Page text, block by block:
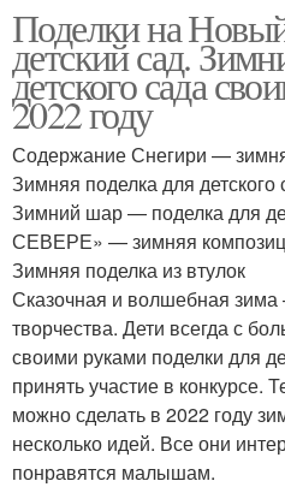
Поделки на
детский сад.
детского сада
2022 году
Содержание Снегири —
Зимняя поделка для
Зимний шар — поделка для
СЕВЕРЕ» — зимняя
Зимняя поделка из втулок
Сказочная и волшебная
творчества. Дети всегда с
своими руками поделки для
принять участие в конкурсе.
можно сделать в 2022 году
несколько идей. Все они
понравятся малышам.